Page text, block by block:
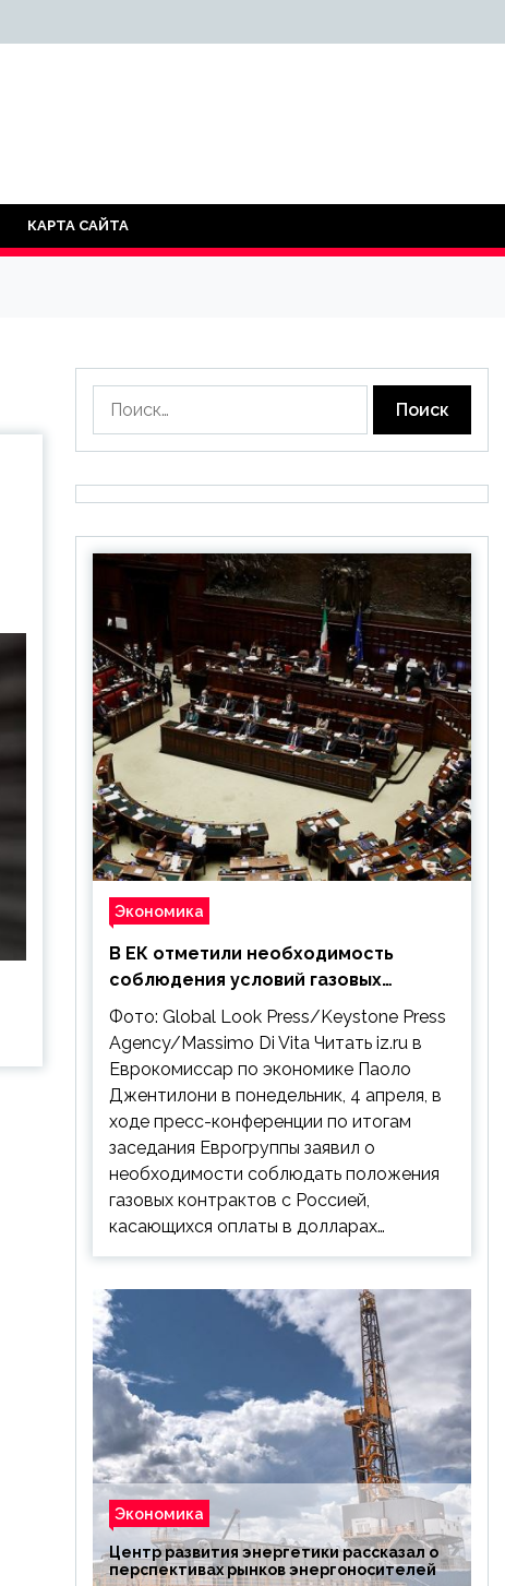
КАРТА САЙТА
Экономика
В ЕК отметили необходимость
соблюдения условий газовых
контрактов с РФ
Фото: Global Look Press/Keystone Press
Agency/Massimo Di Vita Читать iz.ru в
Еврокомиссар по экономике Паоло
Джентилони в понедельник, 4 апреля, в
ходе пресс-конференции по итогам
заседания Еврогруппы заявил о
необходимости соблюдать положения
газовых контрактов с Россией,
касающихся оплаты в долларах…
Экономика
Центр развития энергетики рассказал о
перспективах рынков энергоносителей